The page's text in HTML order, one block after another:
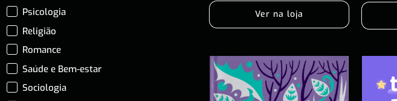
Psicologia
Religião
Romance
Saúde e Bem-estar
Sociologia
Ver na loja